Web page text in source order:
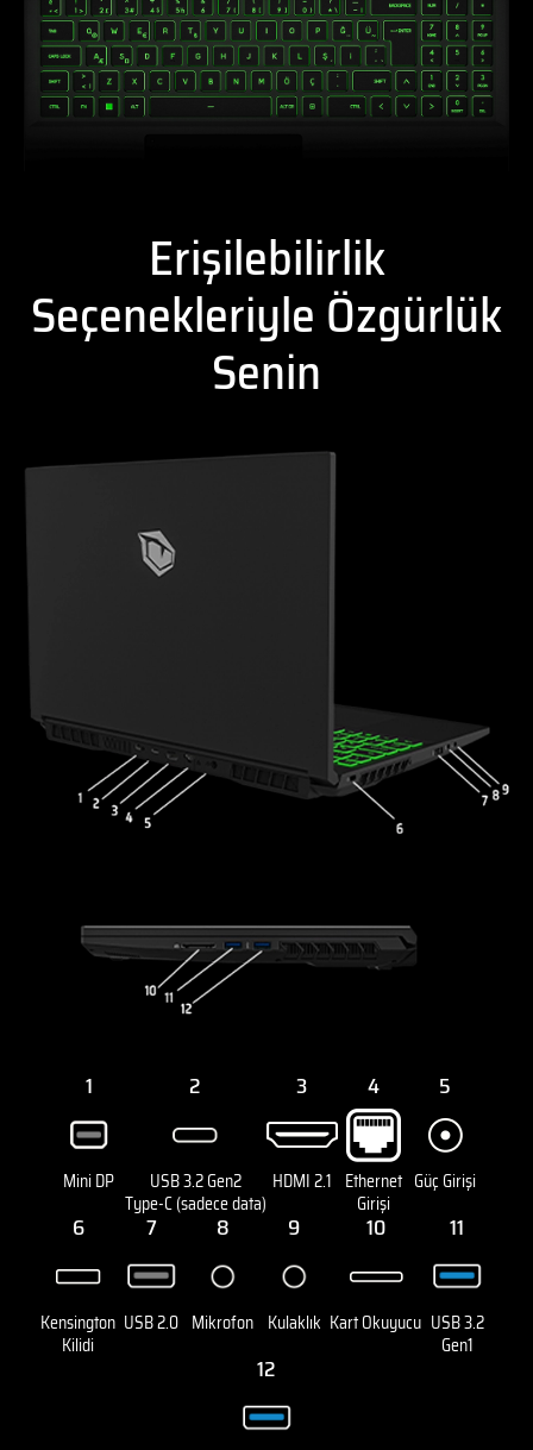
Erişilebilirlik
Seçenekleriyle Özgürlük
Senin
1
Mini DP
2
USB 3.2 Gen2
Type-C (sadece data)
3
HDMI 2.1
4
Ethernet
Girişi
5
Güç Girişi
6
Kensington
Kilidi
7
USB 2.0
8
Mikrofon
9
Kulaklık
10
Kart Okuyucu
11
USB 3.2
Gen1
12